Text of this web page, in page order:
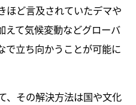
ほど言及されていたデマや
えて気候変動などグローバ
で立ち向かうことが可能に
その解決方法は国や文化